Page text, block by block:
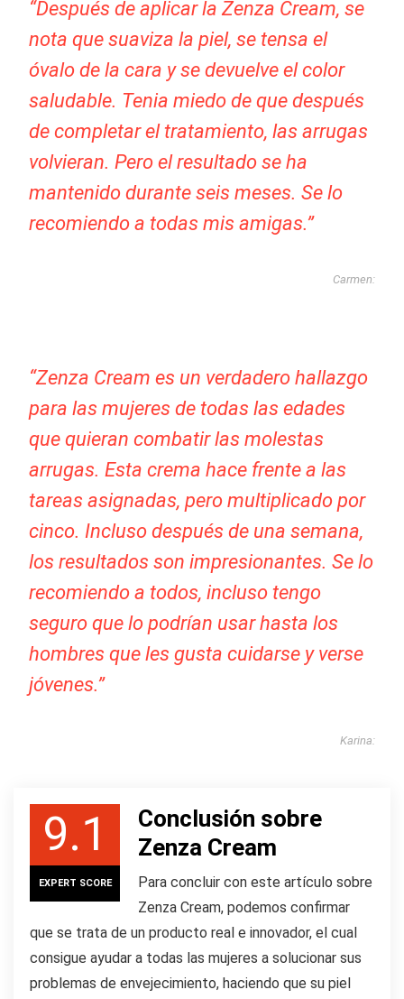
“Después de aplicar la Zenza Cream, se
nota que suaviza la piel, se tensa el
óvalo de la cara y se devuelve el color
saludable. Tenia miedo de que después
de completar el tratamiento, las arrugas
volvieran. Pero el resultado se ha
mantenido durante seis meses. Se lo
recomiendo a todas mis amigas.”
Carmen:
“Zenza Cream es un verdadero hallazgo
para las mujeres de todas las edades
que quieran combatir las molestas
arrugas. Esta crema hace frente a las
tareas asignadas, pero multiplicado por
cinco. Incluso después de una semana,
los resultados son impresionantes. Se lo
recomiendo a todos, incluso tengo
seguro que lo podrían usar hasta los
hombres que les gusta cuidarse y verse
jóvenes.”
Karina:
9.1
EXPERT SCORE
Conclusión sobre
Zenza Cream
Para concluir con este artículo sobre
Zenza Cream, podemos confirmar
que se trata de un producto real e innovador, el cual
consigue ayudar a todas las mujeres a solucionar sus
problemas de envejecimiento, haciendo que su piel